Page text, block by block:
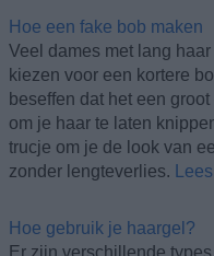
Hoe een fake bob maken
Veel dames met lang
kiezen voor een kortere
beseffen dat het een
om je haar te laten
trucje om je de look van
zonder lengteverlies.
Hoe gebruik je haargel?
Er zijn verschillende